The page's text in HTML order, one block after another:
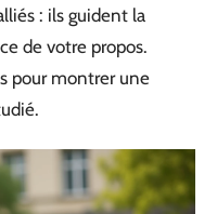
: ils guident la
de votre propos.
pour montrer une